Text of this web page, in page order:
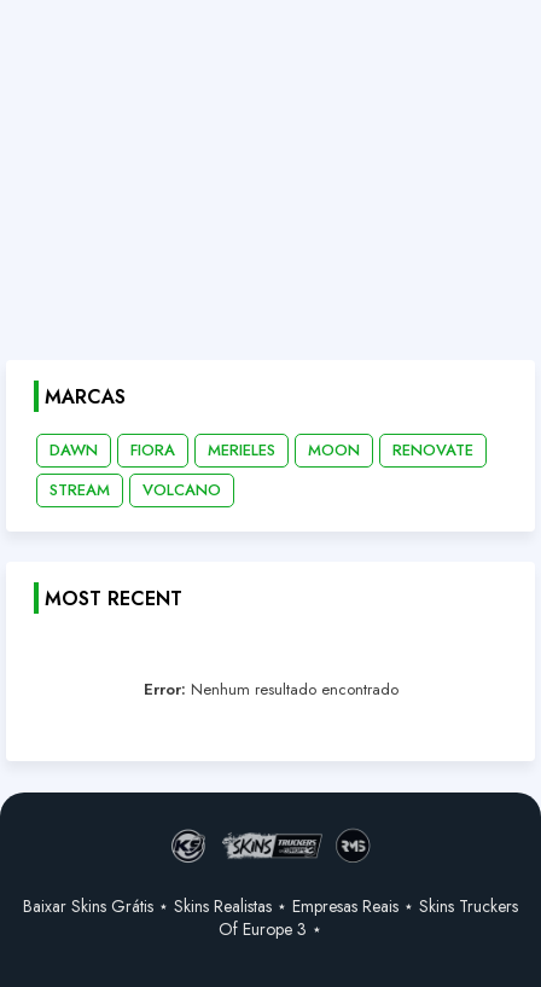
MARCAS
DAWN FIORA MERIELES MOON
RENOVATE
STREAM
VOLCANO
MOST RECENT
Error: Nenhum resultado encontrado
Baixar Skins Grátis ⋆ Skins Realistas ⋆ Empresas Reais ⋆ Skins Truckers
Of Europe 3 ⋆